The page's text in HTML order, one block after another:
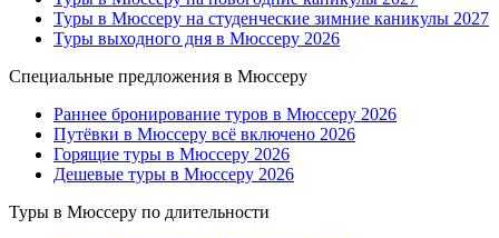
Туры в Мюссеру на студенческие зимние каникулы 2027
Туры выходного дня в Мюссеру 2026
Специальные предложения в Мюссеру
Раннее бронирование туров в Мюссеру 2026
Путёвки в Мюссеру всё включено 2026
Горящие туры в Мюссеру 2026
Дешевые туры в Мюссеру 2026
Туры в Мюссеру по длительности